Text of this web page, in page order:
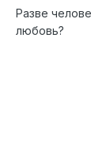
Разве
любовь?